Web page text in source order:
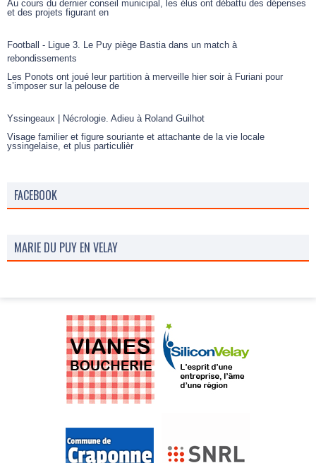
Au cours du dernier conseil municipal, les élus ont débattu des dépenses
et des projets figurant en
Football - Ligue 3. Le Puy piège Bastia dans un match à
rebondissements
Les Ponots ont joué leur partition à merveille hier soir à Furiani pour
s’imposer sur la pelouse de
Yssingeaux | Nécrologie. Adieu à Roland Guilhot
Visage familier et figure souriante et attachante de la vie locale
yssingelaise, et plus particulièr
FACEBOOK
MARIE DU PUY EN VELAY